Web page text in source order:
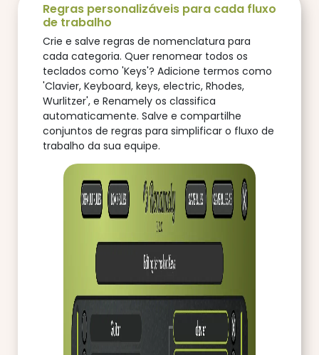
Regras personalizáveis para cada fluxo
de trabalho
Crie e salve regras de nomenclatura para
cada categoria. Quer renomear todos os
teclados como 'Keys'? Adicione termos como
'Clavier, Keyboard, keys, electric, Rhodes,
Wurlitzer', e Renamely os classifica
automaticamente. Salve e compartilhe
conjuntos de regras para simplificar o fluxo de
trabalho da sua equipe.